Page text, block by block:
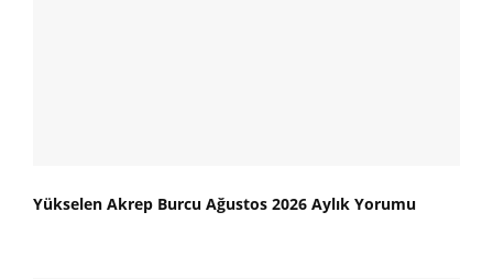
Yükselen Akrep Burcu Ağustos 2026 Aylık Yorumu